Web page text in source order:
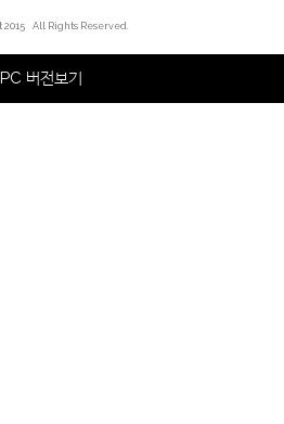
2015 All Rights Reserved.
PC 버전보기